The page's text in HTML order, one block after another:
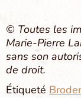
© Toutes les
Marie-Pierre
sans son
de droit.
Étiqueté